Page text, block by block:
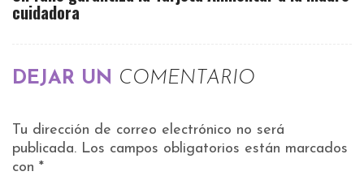
cuidadora
DEJAR UN COMENTARIO
Tu dirección de correo electrónico no será
publicada. Los campos obligatorios están marcados
con *